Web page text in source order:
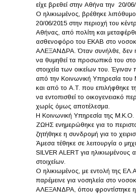
είχε βρεθεί στην Αθήνα την 20/06/
Ο ηλικιωμένος, βρέθηκε
20/06/2015 στην περιοχή του
Αθήνας, από πολίτη και
ασθενοφόρο του ΕΚΑΒ στο
ΑΛΕΞΑΝΔΡΑ. Όταν συνήλθε, δεν
να θυμηθεί τα προσωπικά του
στοιχεία των οικείων του. Έγιναν
από την Κοινωνική Υπηρεσία του
και από το Α.Τ. που επιλήφθηκε
να εντοπισθεί το οικογενειακό
χωρίς όμως αποτέλεσμα.
Η Κοινωνική Υπηρεσία της
ΖΩΗΣ ενημερώθηκε για το
ζητήθηκε η συνδρομή για το
Άμεσα τέθηκε σε λειτουργία ο
SILVER ALERT για ηλικιωμένους
στοιχείων.
Ο ηλικιωμένος, με εντολή της
παρέμεινε για νοσηλεία στο
ΑΛΕΞΑΝΔΡΑ, όπου φροντίστηκε η